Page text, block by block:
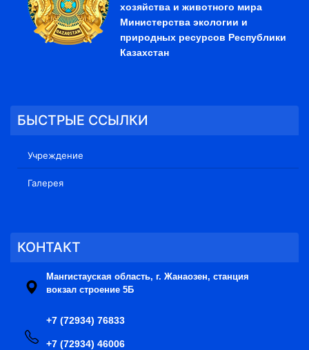
хозяйства и животного мира
Министерства экологии и
природных ресурсов Республики
Казахстан
БЫСТРЫЕ ССЫЛКИ
Учреждение
Галерея
КОНТАКТ
Мангистауская область, г. Жанаозен, станция
вокзал строение 5Б
+7 (72934) 76833
+7 (72934) 46006